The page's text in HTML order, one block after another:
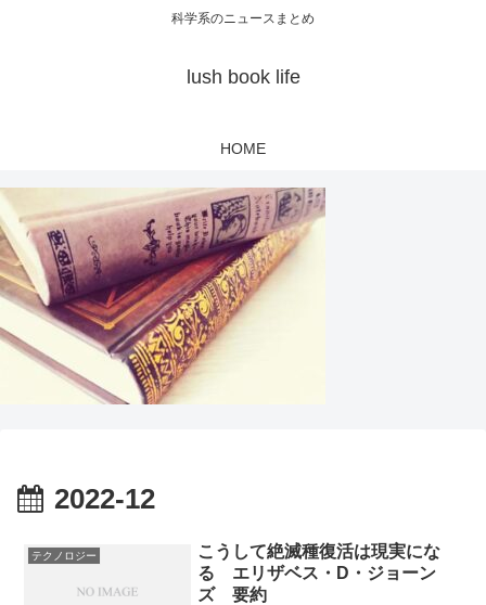
科学系のニュースまとめ
lush book life
HOME
2022-12
テクノロジー
こうして絶滅種復活は現実にな
る エリザベス・D・ジョーン
ズ 要約